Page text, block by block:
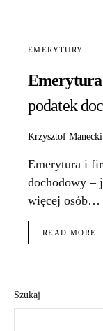
EMERYTURY
podatek
Krzysztof Manecki
Emerytura i
dochodowy –
więcej osób…
READ MORE
Szukaj